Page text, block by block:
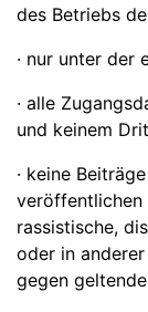
des Betriebs
· nur unter der
· alle
und keinem
· keine
veröffentlichen
rassistische,
oder in
gegen